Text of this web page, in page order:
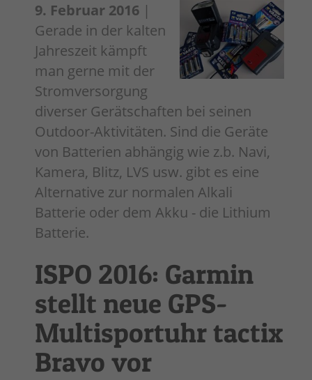
9. Februar 2016 |
Gerade in der kalten
Jahreszeit kämpft
man gerne mit der
Stromversorgung
diverser Gerätschaften bei seinen
Outdoor-Aktivitäten. Sind die Geräte
von Batterien abhängig wie z.b. Navi,
Kamera, Blitz, LVS usw. gibt es eine
Alternative zur normalen Alkali
Batterie oder dem Akku - die Lithium
Batterie.
ISPO 2016: Garmin
stellt neue GPS-
Multisportuhr tactix
Bravo vor